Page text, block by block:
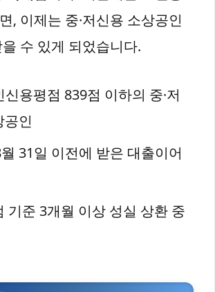
, 이제는 중·저신용 소상공인
수 있게 되었습니다.
신용평점 839점 이하의 중·저
공인
31일 이전에 받은 대출이어
기준 3개월 이상 성실 상환 중